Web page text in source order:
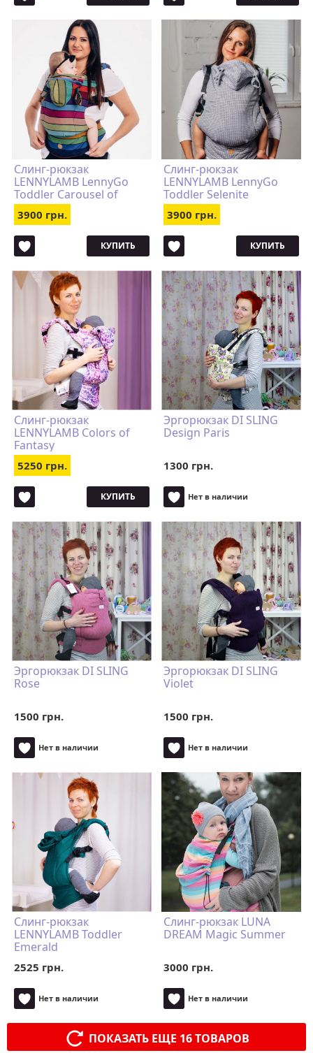
Слинг-рюкзак
LENNYLAMB LennyGo
Toddler Carousel of
Colors
3900 грн.
КУПИТЬ
Слинг-рюкзак
LENNYLAMB LennyGo
Toddler Selenite
3900 грн.
КУПИТЬ
Слинг-рюкзак
LENNYLAMB Colors of
Fantasy
5250 грн.
КУПИТЬ
Эргорюкзак DI SLING
Design Paris
1300 грн.
Нет в наличии
Эргорюкзак DI SLING
Rose
1500 грн.
Нет в наличии
Эргорюкзак DI SLING
Violet
1500 грн.
Нет в наличии
Слинг-рюкзак
LENNYLAMB Toddler
Emerald
2525 грн.
Нет в наличии
Слинг-рюкзак LUNA
DREAM Magic Summer
3000 грн.
Нет в наличии
ПОКАЗАТЬ ЕЩЕ 16 ТОВАРОВ